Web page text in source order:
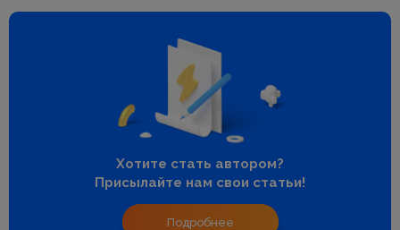
Хотите стать автором?
Присылайте нам свои статьи!
Подробнее